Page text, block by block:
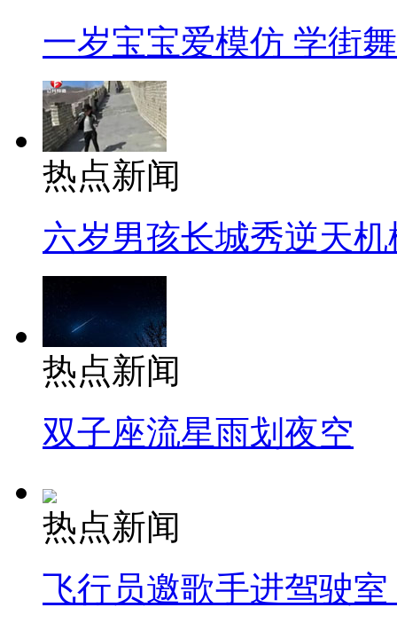
一岁宝宝爱模仿 学街
热点新闻
六岁男孩长城秀逆天机
热点新闻
双子座流星雨划夜空
热点新闻
飞行员邀歌手进驾驶